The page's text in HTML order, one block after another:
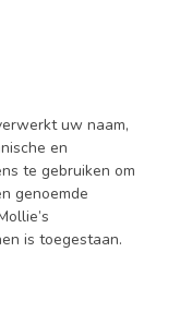
uw naam,
en
te gebruiken om
genoemde
is toegestaan.